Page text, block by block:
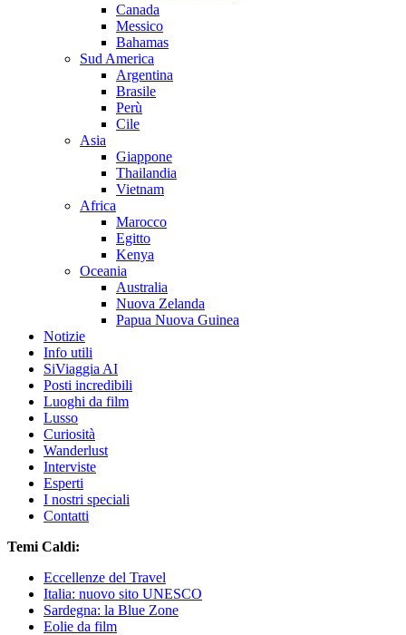
Canada
Messico
Bahamas
Sud America
Argentina
Brasile
Perù
Cile
Asia
Giappone
Thailandia
Vietnam
Africa
Marocco
Egitto
Kenya
Oceania
Australia
Nuova Zelanda
Papua Nuova Guinea
Notizie
Info utili
SiViaggia AI
Posti incredibili
Luoghi da film
Lusso
Curiosità
Wanderlust
Interviste
Esperti
I nostri speciali
Contatti
Temi Caldi:
Eccellenze del Travel
Italia: nuovo sito UNESCO
Sardegna: la Blue Zone
Eolie da film